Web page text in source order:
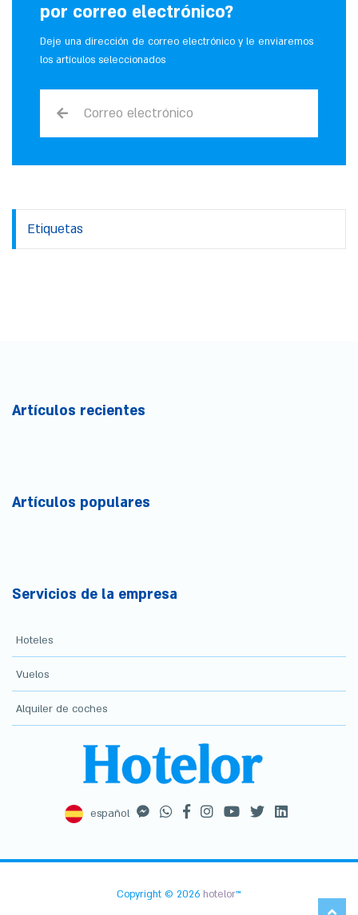
por correo electrónico?
Deje una dirección de correo electrónico y le enviaremos
los artículos seleccionados
Etiquetas
Artículos recientes
Artículos populares
Servicios de la empresa
Hoteles
Vuelos
Alquiler de coches
español
Copyright © 2026 hotelor™